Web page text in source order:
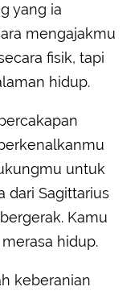
yang ia
mengajakmu
fisik, tapi
hidup.
untuk
dari Sagittarius
Kamu
hidup.
keberanian